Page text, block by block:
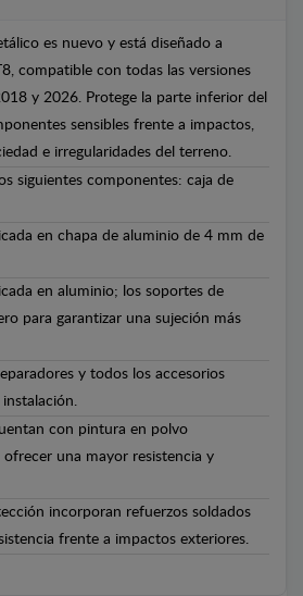
es nuevo y está diseñado a
compatible con todas las versiones
y 2026. Protege la parte inferior del
sensibles frente a impactos,
e irregularidades del terreno.
siguientes componentes: caja de
en chapa de aluminio de 4 mm de
en aluminio; los soportes de
para garantizar una sujeción más
y todos los accesorios
con pintura en polvo
una mayor resistencia y
incorporan refuerzos soldados
frente a impactos exteriores.